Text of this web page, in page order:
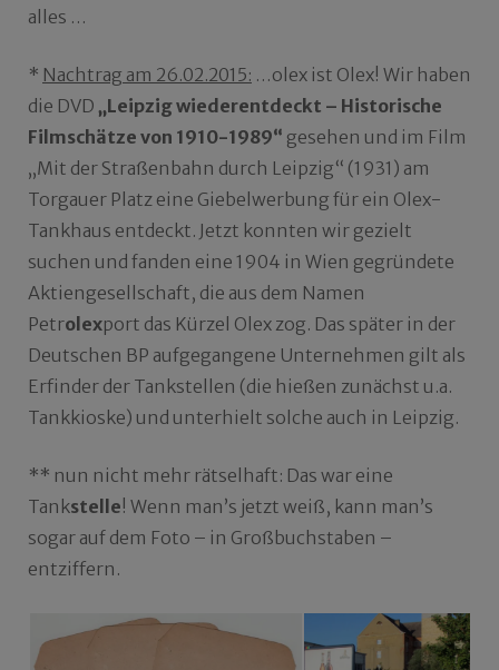
alles …
* Nachtrag am 26.02.2015: …olex ist Olex! Wir haben
die DVD „Leipzig wiederentdeckt – Historische
Filmschätze von 1910-1989“ gesehen und im Film
„Mit der Straßenbahn durch Leipzig“ (1931) am
Torgauer Platz eine Giebelwerbung für ein Olex-
Tankhaus entdeckt. Jetzt konnten wir gezielt
suchen und fanden eine 1904 in Wien gegründete
Aktiengesellschaft, die aus dem Namen
Petrolexport das Kürzel Olex zog. Das später in der
Deutschen BP aufgegangene Unternehmen gilt als
Erfinder der Tankstellen (die hießen zunächst u.a.
Tankkioske) und unterhielt solche auch in Leipzig.
** nun nicht mehr rätselhaft: Das war eine
Tankstelle! Wenn man’s jetzt weiß, kann man’s
sogar auf dem Foto – in Großbuchstaben –
entziffern.